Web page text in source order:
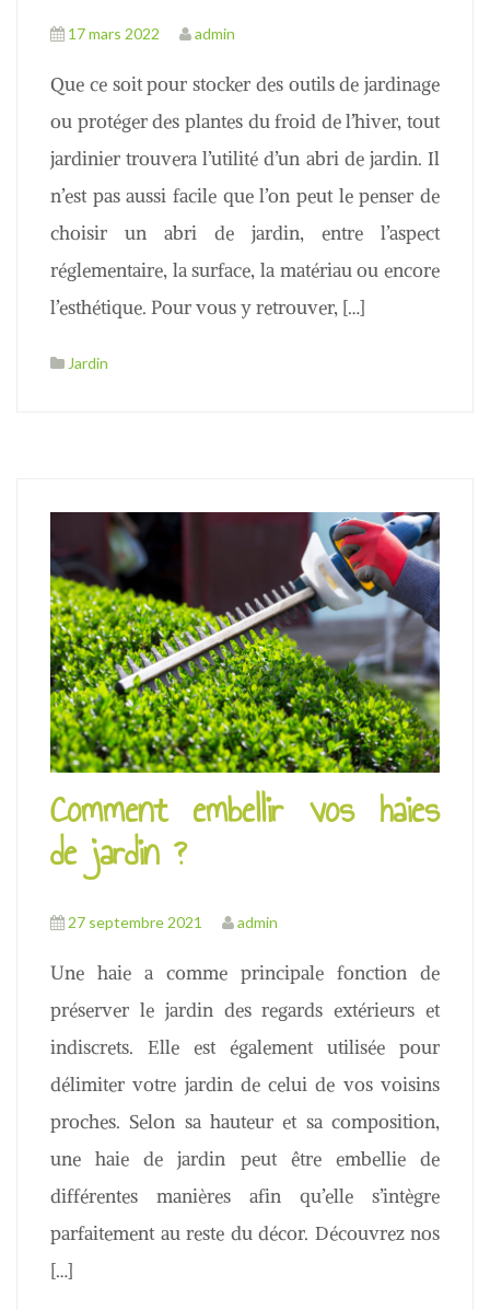
17 mars 2022 admin
Que ce soit pour stocker des outils de jardinage
ou protéger des plantes du froid de l’hiver, tout
jardinier trouvera l’utilité d’un abri de jardin. Il
n’est pas aussi facile que l’on peut le penser de
choisir un abri de jardin, entre l’aspect
réglementaire, la surface, la matériau ou encore
l’esthétique. Pour vous y retrouver, […]
Jardin
Comment embellir vos haies
de jardin ?
27 septembre 2021 admin
Une haie a comme principale fonction de
préserver le jardin des regards extérieurs et
indiscrets. Elle est également utilisée pour
délimiter votre jardin de celui de vos voisins
proches. Selon sa hauteur et sa composition,
une haie de jardin peut être embellie de
différentes manières afin qu’elle s’intègre
parfaitement au reste du décor. Découvrez nos
[…]